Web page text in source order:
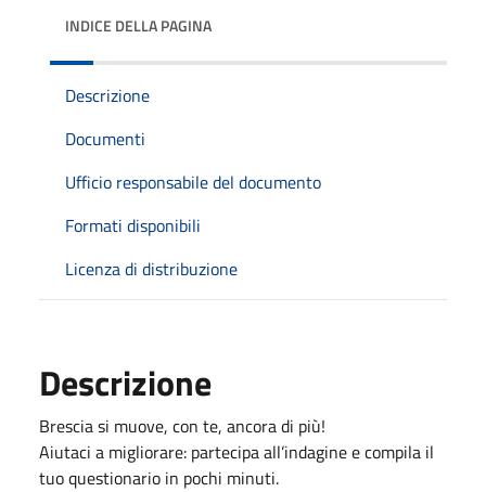
INDICE DELLA PAGINA
Descrizione
Documenti
Ufficio responsabile del documento
Formati disponibili
Licenza di distribuzione
Descrizione
Brescia si muove, con te, ancora di più!
Aiutaci a migliorare: partecipa all’indagine e compila il
tuo questionario in pochi minuti.